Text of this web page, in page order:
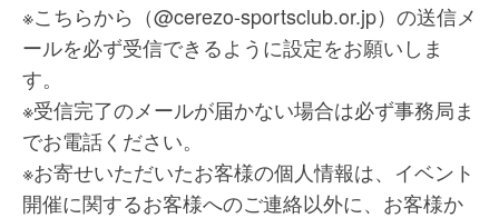
※こちらから（@cerezo-sportsclub.or.jp）の送信メ
ールを必ず受信できるように設定をお願いしま
す。
※受信完了のメールが届かない場合は必ず事務局ま
でお電話ください。
※お寄せいただいたお客様の個人情報は、イベント
開催に関するお客様へのご連絡以外に、お客様か